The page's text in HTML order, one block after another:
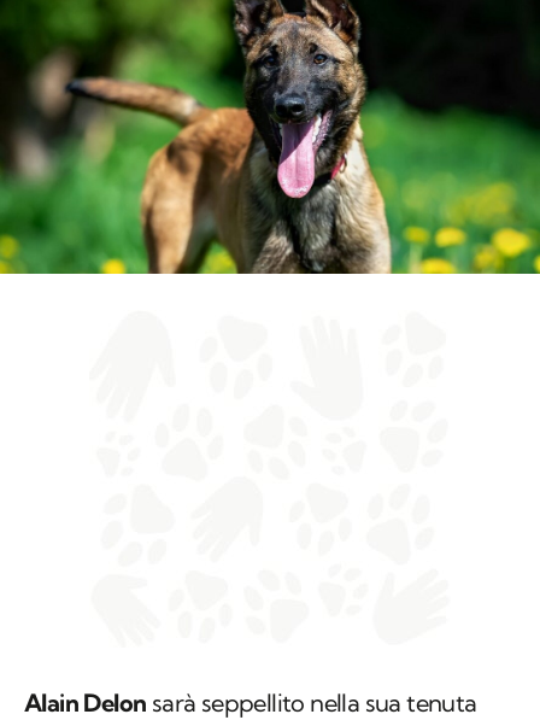
Alain Delon sarà seppellito nella sua tenuta